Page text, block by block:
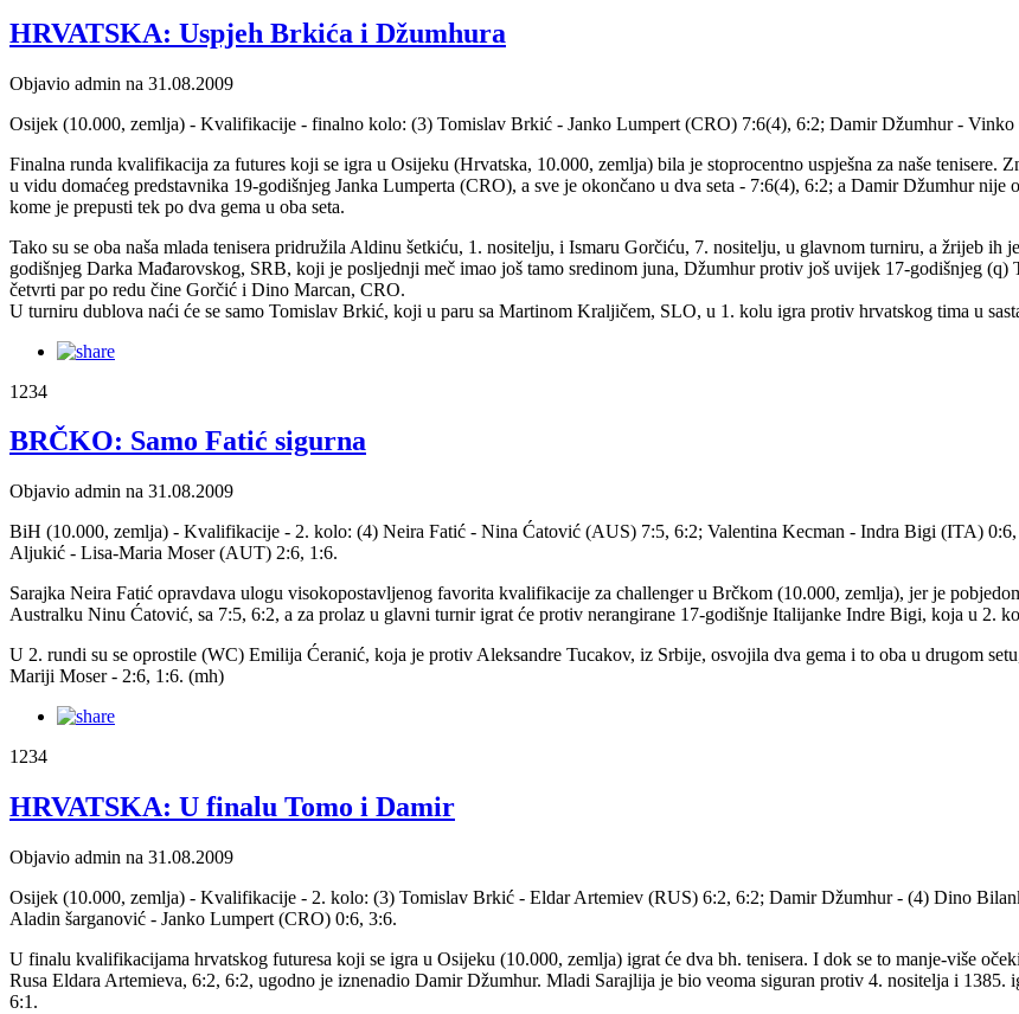
HRVATSKA: Uspjeh Brkića i Džumhura
Objavio admin na 31.08.2009
Osijek (10.000, zemlja) - Kvalifikacije - finalno kolo: (3) Tomislav Brkić - Janko Lumpert (CRO) 7:6(4), 6:2; Damir Džumhur -
Finalna runda kvalifikacija za futures koji se igra u Osijeku (Hrvatska, 10.000, zemlja) bila je stoprocentno uspješna za naše
u vidu domaćeg predstavnika 19-godišnjeg Janka Lumperta (CRO), a sve je okončano u dva seta - 7:6(4), 6:2; a Damir Džumhur
kome je prepusti tek po dva gema u oba seta.
Tako su se oba naša mlada tenisera pridružila Aldinu šetkiću, 1. nositelju, i Ismaru Gorčiću, 7. nositelju, u glavnom turniru, a žrijeb
godišnjeg Darka Mađarovskog, SRB, koji je posljednji meč imao još tamo sredinom juna, Džumhur protiv još uvijek 17-godišnjeg
četvrti par po redu čine Gorčić i Dino Marcan, CRO.
U turniru dublova naći će se samo Tomislav Brkić, koji u paru sa Martinom Kraljičem, SLO, u 1. kolu igra protiv hrvatskog tima u
1234
BRČKO: Samo Fatić sigurna
Objavio admin na 31.08.2009
BiH (10.000, zemlja) - Kvalifikacije - 2. kolo: (4) Neira Fatić - Nina Ćatović (AUS) 7:5, 6:2; Valentina Kecman - Indra Bigi (ITA)
Aljukić - Lisa-Maria Moser (AUT) 2:6, 1:6.
Sarajka Neira Fatić opravdava ulogu visokopostavljenog favorita kvalifikacije za challenger u Brčkom (10.000, zemlja), jer je
Australku Ninu Ćatović, sa 7:5, 6:2, a za prolaz u glavni turnir igrat će protiv nerangirane 17-godišnje Italijanke Indre Bigi, koja u 2.
U 2. rundi su se oprostile (WC) Emilija Ćeranić, koja je protiv Aleksandre Tucakov, iz Srbije, osvojila dva gema i to oba u drugom
Mariji Moser - 2:6, 1:6. (mh)
1234
HRVATSKA: U finalu Tomo i Damir
Objavio admin na 31.08.2009
Osijek (10.000, zemlja) - Kvalifikacije - 2. kolo: (3) Tomislav Brkić - Eldar Artemiev (RUS) 6:2, 6:2; Damir Džumhur - (4) Dino
Aladin šarganović - Janko Lumpert (CRO) 0:6, 3:6.
U finalu kvalifikacijama hrvatskog futuresa koji se igra u Osijeku (10.000, zemlja) igrat će dva bh. tenisera. I dok se to manje-više
Rusa Eldara Artemieva, 6:2, 6:2, ugodno je iznenadio Damir Džumhur. Mladi Sarajlija je bio veoma siguran protiv 4. nositelja i
6:1.